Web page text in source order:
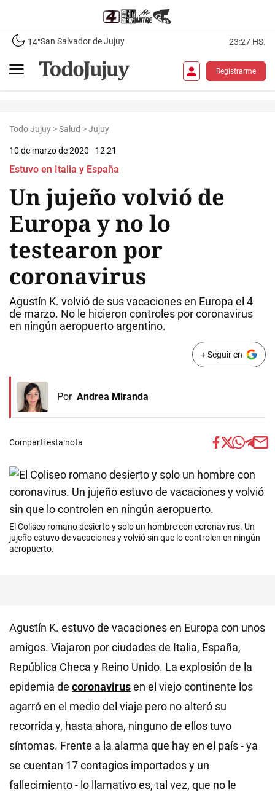
14°San Salvador de Jujuy 23:27 HS.
Registrarme
Todo Jujuy >Salud >Jujuy
10 de marzo de 2020 - 12:21
Estuvo en Italia y España
Un jujeño volvió de
Europa y no lo
testearon por
coronavirus
Agustín K. volvió de sus vacaciones en Europa el 4
de marzo. No le hicieron controles por coronavirus
en ningún aeropuerto argentino.
+ Seguir en
Por Andrea Miranda
Compartí esta nota
El Coliseo romano desierto y solo un hombre con coronavirus. Un
jujeño estuvo de vacaciones y volvió sin que lo controlen en ningún
aeropuerto.
Agustín K. estuvo de vacaciones en Europa con unos
amigos. Viajaron por ciudades de Italia, España,
República Checa y Reino Unido. La explosión de la
epidemia de coronavirusen el viejo continente los
agarró en el medio del viaje pero no alteró su
recorrida y, hasta ahora, ninguno de ellos tuvo
síntomas. Frente a la alarma que hay en el país - ya
se cuentan 17 contagios importados y un
fallecimiento - lo llamativo es, tal vez, que no le